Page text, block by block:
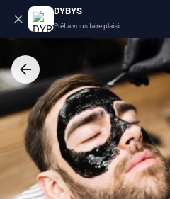
DYBYS
Prêt à vous faire plaisir.